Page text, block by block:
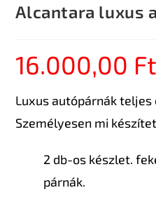
Alcantara luxus
16.000,00 Ft
Luxus autópárnák
Személyesen mi
2 db-os készlet.
párnák.